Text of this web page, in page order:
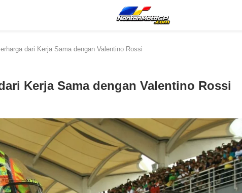
dari Kerja Sama dengan Valentino Rossi
Kerja Sama dengan Valentino Rossi